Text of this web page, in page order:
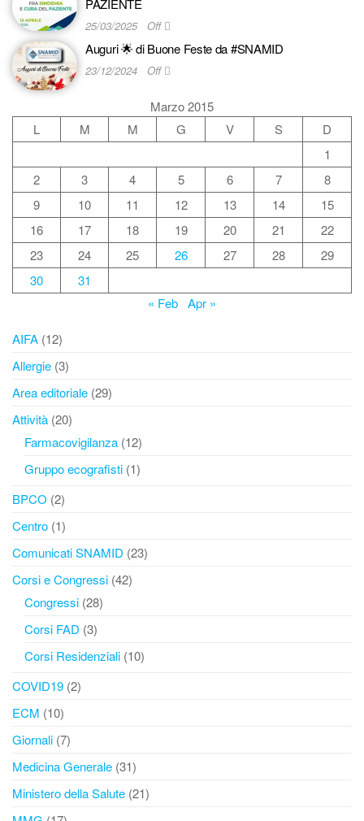
PAZIENTE
25/03/2025 Off
Auguri 🌟 di Buone Feste da #SNAMID
23/12/2024 Off
Marzo 2015
L
M M G V S
D
1
2
3 4 5 6 7
8
9
10 11 12 13 14
15
16
17 18 19 20 21
22
23
24 25 26 27 28
29
30
31
« Feb Apr »
AIFA (12)
Allergie (3)
Area editoriale (29)
Attività (20)
Farmacovigilanza (12)
Gruppo ecografisti (1)
BPCO (2)
Centro (1)
Comunicati SNAMID (23)
Corsi e Congressi (42)
Congressi (28)
Corsi FAD (3)
Corsi Residenziali (10)
COVID19 (2)
ECM (10)
Giornali (7)
Medicina Generale (31)
Ministero della Salute (21)